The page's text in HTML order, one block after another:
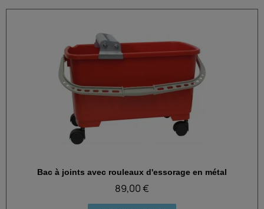
Aperçu rapide
Bac à joints avec rouleaux d'essorage en métal
89,00 €